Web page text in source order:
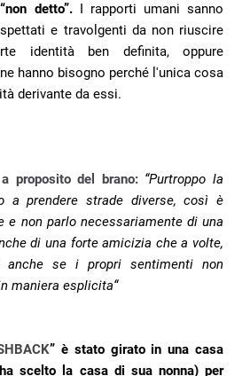
detto”.I rapporti umani sanno
e travolgenti da non riuscire
identità ben definita, oppure
hanno bisogno perché l'unica cosa
derivante da essi.
proposito del brano: “Purtroppo la
a prendere strade diverse, così è
e non parlo necessariamente di una
di una forte amicizia che a volte,
anche se i propri sentimenti non
maniera esplicita“
” è stato girato in una casa
scelto la casa di sua nonna) per